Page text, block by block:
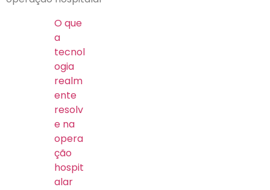
O que
a
tecnol
ogia
realm
ente
resolv
e na
opera
ção
hospit
alar